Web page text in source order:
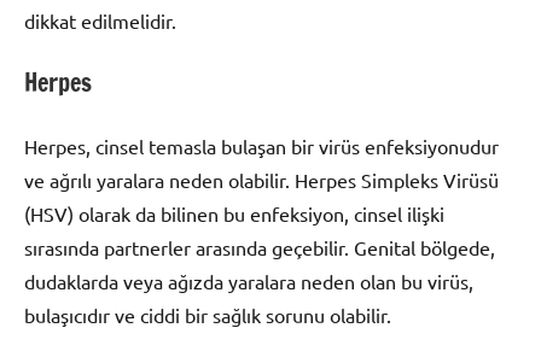
dikkat edilmelidir.
Herpes
Herpes, cinsel temasla bulaşan bir virüs enfeksiyonudur
ve ağrılı yaralara neden olabilir. Herpes Simpleks Virüsü
(HSV) olarak da bilinen bu enfeksiyon, cinsel ilişki
sırasında partnerler arasında geçebilir. Genital bölgede,
dudaklarda veya ağızda yaralara neden olan bu virüs,
bulaşıcıdır ve ciddi bir sağlık sorunu olabilir.